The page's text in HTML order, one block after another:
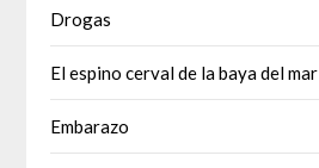
Drogas
El espino cerval de la baya del mar
Embarazo